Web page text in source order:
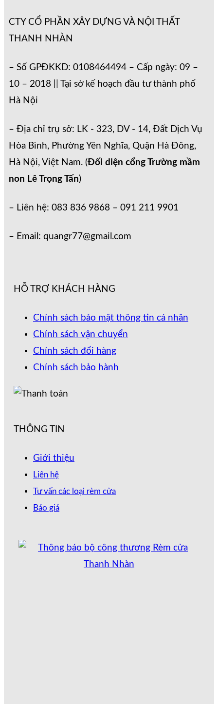
CTY CỔ PHẦN XÂY DỰNG VÀ NỘI THẤT
THANH NHÀN
– Số GPĐKKD: 0108464494 – Cấp ngày: 09 –
10 – 2018 || Tại sở kế hoạch đầu tư thành phố
Hà Nội
– Địa chỉ trụ sở: LK - 323, DV - 14, Đất Dịch Vụ
Hòa Bình, Phường Yên Nghĩa, Quận Hà Đông,
Hà Nội, Việt Nam. (Đối diện cổng Trường mầm
non Lê Trọng Tấn)
– Liên hệ: 083 836 9868 – 091 211 9901
– Email: quangr77@gmail.com
HỖ TRỢ KHÁCH HÀNG
Chính sách bảo mật thông tin cá nhân
Chính sách vận chuyển
Chính sách đổi hàng
Chính sách bảo hành
THÔNG TIN
Giới thiệu
Liên hệ
Tư vấn các loại rèm cửa
Báo giá